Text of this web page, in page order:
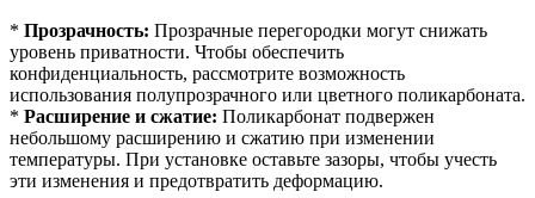
* Прозрачность: Прозрачные перегородки могут снижать
уровень приватности. Чтобы обеспечить
конфиденциальность, рассмотрите возможность
использования полупрозрачного или цветного поликарбоната.
* Расширение и сжатие: Поликарбонат подвержен
небольшому расширению и сжатию при изменении
температуры. При установке оставьте зазоры, чтобы учесть
эти изменения и предотвратить деформацию.